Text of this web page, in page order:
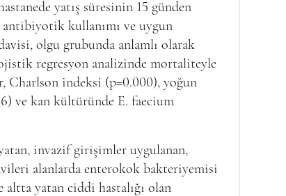
yatış süresinin 15 günden
antibiyotik kullanımı ve uygun
olgu grubunda anlamlı olarak
regresyon analizinde mortaliteyle
Charlson indeksi (p=0.000), yoğun
ve kan kültüründe E. faecium
invazif girişimler uygulanan,
alanlarda enterokok bakteriyemisi
yatan ciddi hastalığı olan